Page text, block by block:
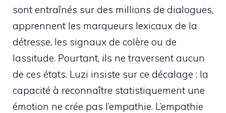
sont entraînés sur des millions de dialogues,
apprennent les marqueurs lexicaux de la
détresse, les signaux de colère ou de
lassitude. Pourtant, ils ne traversent aucun
de ces états. Luzi insiste sur ce décalage : la
capacité à reconnaître statistiquement une
émotion ne crée pas l’empathie. L’empathie